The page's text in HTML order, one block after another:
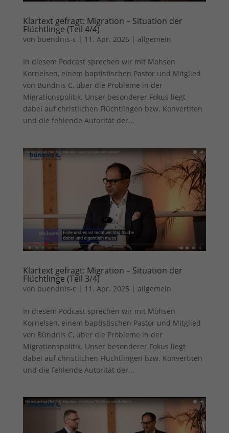
Klartext gefragt: Migration – Situation der
Flüchtlinge (Teil 4/4)
von buendnis-c | 11. Apr. 2025 | allgemein
In diesem Podcast sprechen wir mit Mohsen
Kornelsen, einem baptistischen Pastor und Mitglied
von Bündnis C, über die Probleme in der
Migrationspolitik. Unser besonderer Fokus liegt
dabei auf christlichen Flüchtlingen bzw. Konvertiten
und die fehlende Autorität der...
Klartext gefragt: Migration – Situation der
Flüchtlinge (Teil 3/4)
von buendnis-c | 11. Apr. 2025 | allgemein
In diesem Podcast sprechen wir mit Mohsen
Kornelsen, einem baptistischen Pastor und Mitglied
von Bündnis C, über die Probleme in der
Migrationspolitik. Unser besonderer Fokus liegt
dabei auf christlichen Flüchtlingen bzw. Konvertiten
und die fehlende Autorität der...
oder sich weitere Informationen anzeigen lassen und so nur
bestimmte Cookies auswählen.
Zurück
Datenschutzeinstellungen
Essenziell (1)
Essenzielle Cookies ermöglichen grundlegende Funktionen und sind für
die einwandfreie Funktion der Website erforderlich.
Externe Medien (7)
Inhalte von Videoplattformen und Social-Media-Plattformen werden
standardmäßig blockiert. Wenn Cookies von externen Medien akzeptiert
werden, bedarf der Zugriff auf diese Inhalte keiner manuellen
Cookie-Informationen anzeigen
Datenschutzerklärung